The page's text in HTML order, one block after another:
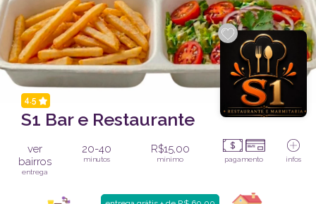
4.5
S1 Bar e Restaurante
ver
bairros
entrega
20-40
minutos
R$15,00
mínimo pagamento infos